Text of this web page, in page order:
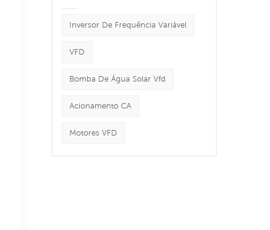
Inversor De Frequência Variável
VFD
Bomba De Água Solar Vfd
Acionamento CA
Motores VFD